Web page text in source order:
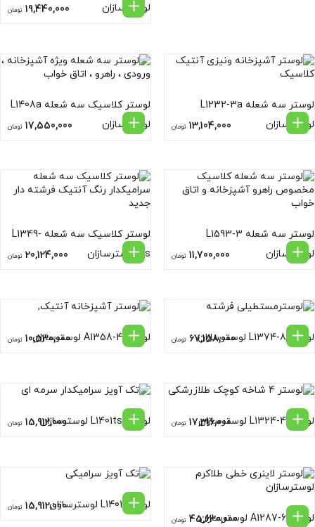
لوسترسازان
19,440,000 تومان
لوستر سه شعله L1232-3a
لوسترسازان
13,104,000 تومان
لوستر کلاسیک سه شعله L1408a
لوسترسازان
17,550,000 تومان
لوستر سه شعله L1593-3
لوسترسازان
11,700,000 تومان
لوستر کلاسیک سه شعله L1349-
5s لوسترسازان
20,124,000 تومان
لوستر L1374-8 لوسترسازان 67,158,000 تومان لوستر A1358-4 لوسترسازان 10,530,000 تومان
لوستر L1324-4 لوسترسازان 17,316,000 تومان لوستر L1401ts لوسترسازان 15,912,000 تومان
لوستر A1287-6 لوسترسازان 45,630,000 تومان
لوستر L1401 لوسترسازان 15,912,000 تومان